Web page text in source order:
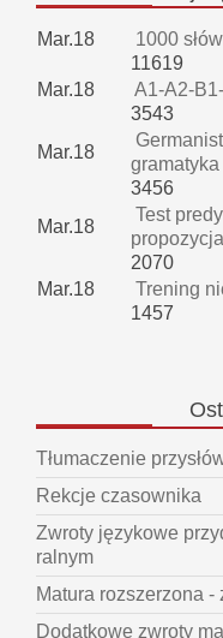
Mar.18
1000
11619
Mar.18
A1-A2-
3543
Mar.18
3456
Mar.18
Test
2070
Mar.18
Trening
1457
Tłumaczenie
Rekcje czasownika
Zwroty językowe
ralnym
Matura rozszerzona -
Dodatkowe zwroty